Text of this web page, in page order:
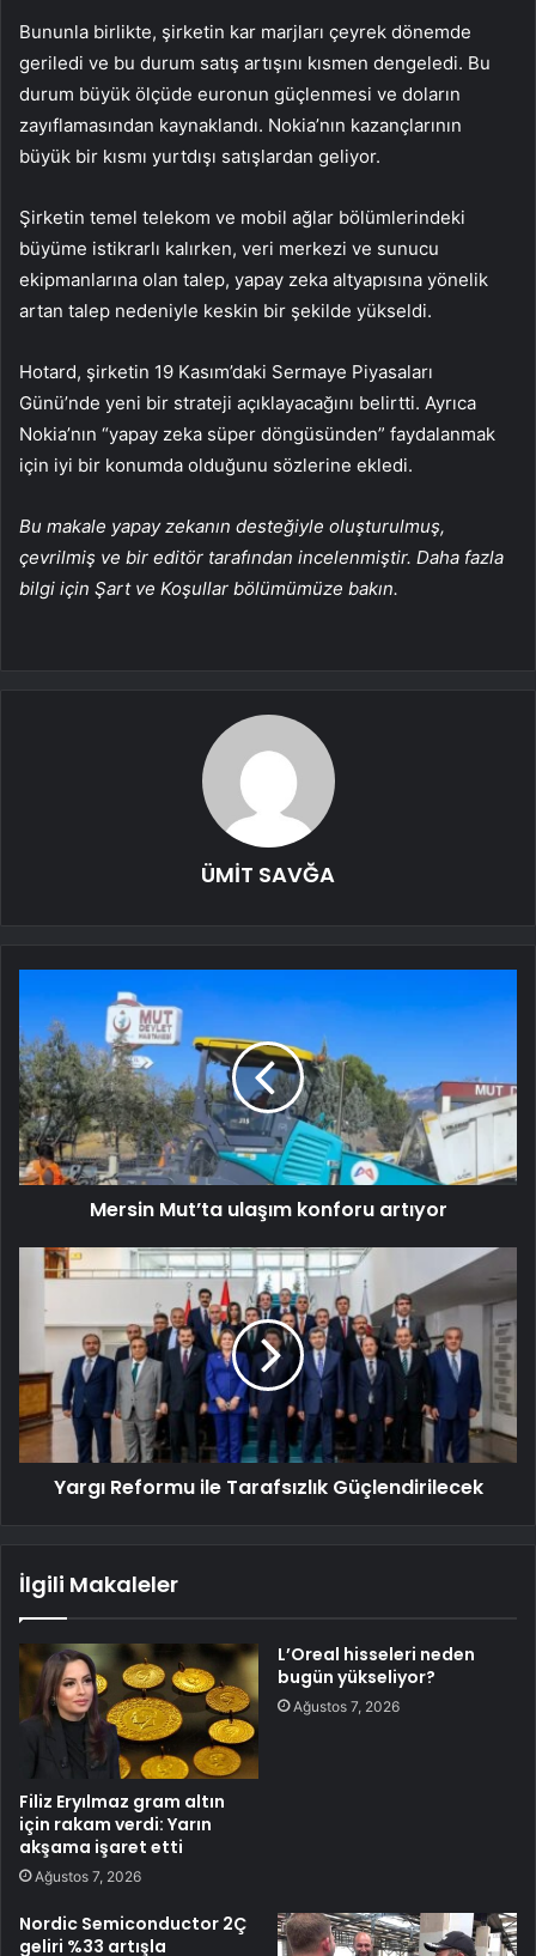
Bununla birlikte, şirketin kar marjları çeyrek dönemde
geriledi ve bu durum satış artışını kısmen dengeledi. Bu
durum büyük ölçüde euronun güçlenmesi ve doların
zayıflamasından kaynaklandı. Nokia’nın kazançlarının
büyük bir kısmı yurtdışı satışlardan geliyor.
Şirketin temel telekom ve mobil ağlar bölümlerindeki
büyüme istikrarlı kalırken, veri merkezi ve sunucu
ekipmanlarına olan talep, yapay zeka altyapısına yönelik
artan talep nedeniyle keskin bir şekilde yükseldi.
Hotard, şirketin 19 Kasım’daki Sermaye Piyasaları
Günü’nde yeni bir strateji açıklayacağını belirtti. Ayrıca
Nokia’nın “yapay zeka süper döngüsünden” faydalanmak
için iyi bir konumda olduğunu sözlerine ekledi.
Bu makale yapay zekanın desteğiyle oluşturulmuş,
çevrilmiş ve bir editör tarafından incelenmiştir. Daha fazla
bilgi için Şart ve Koşullar bölümümüze bakın.
ÜMİT SAVĞA
Mersin Mut’ta ulaşım konforu artıyor
Yargı Reformu ile Tarafsızlık Güçlendirilecek
İlgili Makaleler
Filiz Eryılmaz gram altın
için rakam verdi: Yarın
akşama işaret etti
Ağustos 7, 2026
L’Oreal hisseleri neden
bugün yükseliyor?
Ağustos 7, 2026
Nordic Semiconductor 2Ç
geliri %33 artışla